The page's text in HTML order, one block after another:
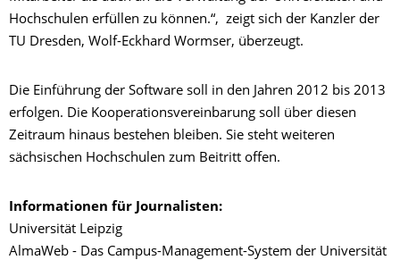
Hochschulen erfüllen zu können.“, zeigt sich der Kanzler der
TU Dresden, Wolf-Eckhard Wormser, überzeugt.
Die Einführung der Software soll in den Jahren 2012 bis 2013
erfolgen. Die Kooperationsvereinbarung soll über diesen
Zeitraum hinaus bestehen bleiben. Sie steht weiteren
sächsischen Hochschulen zum Beitritt offen.
Informationen für Journalisten:
Universität Leipzig
AlmaWeb - Das Campus-Management-System der Universität